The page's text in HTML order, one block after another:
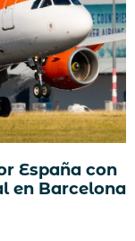
España con
en Barcelona